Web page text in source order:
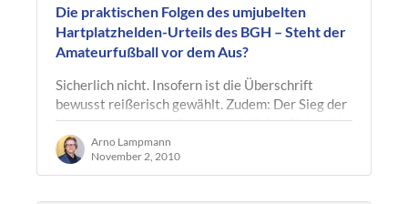
Die praktischen Folgen des umjubelten
Hartplatzhelden-Urteils des BGH – Steht der
Amateurfußball vor dem Aus?
Sicherlich nicht. Insofern ist die Überschrift
bewusst reißerisch gewählt. Zudem: Der Sieg der
Hartplatzhelden dürfte aus rechtlicher Sicht nicht
zu beanstanden sein und…
Arno Lampmann
November 2, 2010